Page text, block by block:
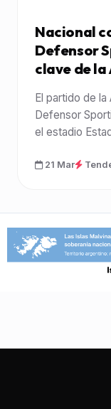
Nacional
Defensor
clave de
El partido de
Defensor
el estadio
21 Mar